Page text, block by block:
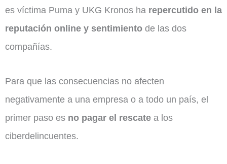
es víctima Puma y UKG Kronos ha repercutido en la
reputación online y sentimiento de las dos
compañías.
Para que las consecuencias no afecten
negativamente a una empresa o a todo un país, el
primer paso es no pagar el rescate a los
ciberdelincuentes.